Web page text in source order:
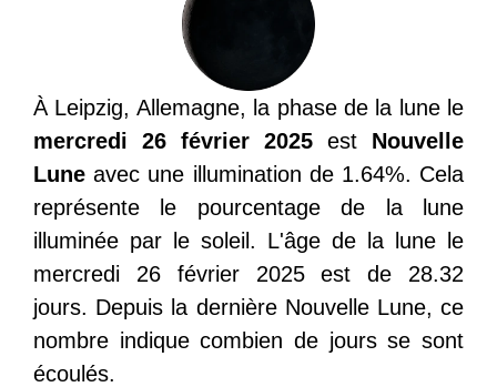
À Leipzig, Allemagne, la phase de la lune le
mercredi 26 février 2025 est Nouvelle
Lune avec une illumination de 1.64%. Cela
représente le pourcentage de la lune
illuminée par le soleil. L'âge de la lune le
mercredi 26 février 2025 est de 28.32
jours. Depuis la dernière Nouvelle Lune, ce
nombre indique combien de jours se sont
écoulés.